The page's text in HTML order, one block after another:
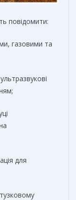
повідомити:
газовими та
для